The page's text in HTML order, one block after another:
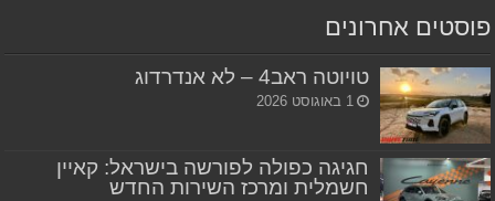
אחרונים
טויוטה ראב4 – לא אנדרדוג
1 באוגוסט 2026
חגיגה כפולה לפורשה בישראל: קאיין
חשמלית ומרכז השירות החדש